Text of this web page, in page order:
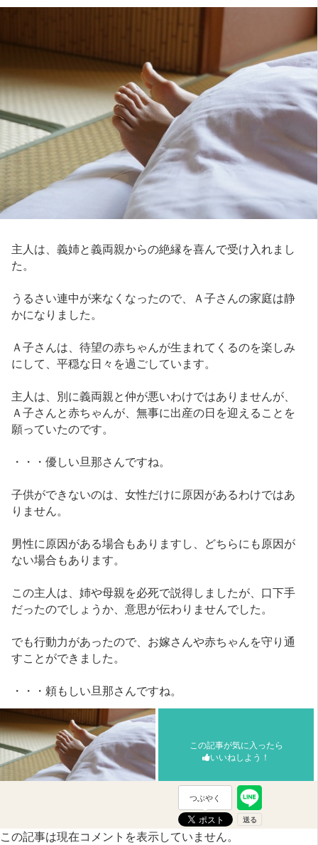
主人は、義姉と義両親からの絶縁を喜んで受け入れまし
た。
うるさい連中が来なくなったので、Ａ子さんの家庭は静
かになりました。
Ａ子さんは、待望の赤ちゃんが生まれてくるのを楽しみ
にして、平穏な日々を過ごしています。
主人は、別に義両親と仲が悪いわけではありませんが、
Ａ子さんと赤ちゃんが、無事に出産の日を迎えることを
願っていたのです。
・・・優しい旦那さんですね。
子供ができないのは、女性だけに原因があるわけではあ
りません。
男性に原因がある場合もありますし、どちらにも原因が
ない場合もあります。
この主人は、姉や母親を必死で説得しましたが、口下手
だったのでしょうか、意思が伝わりませんでした。
でも行動力があったので、お嫁さんや赤ちゃんを守り通
すことができました。
・・・頼もしい旦那さんですね。
この記事が気に入ったら
いいねしよう！
つぶやく
この記事は現在コメントを表示していません。